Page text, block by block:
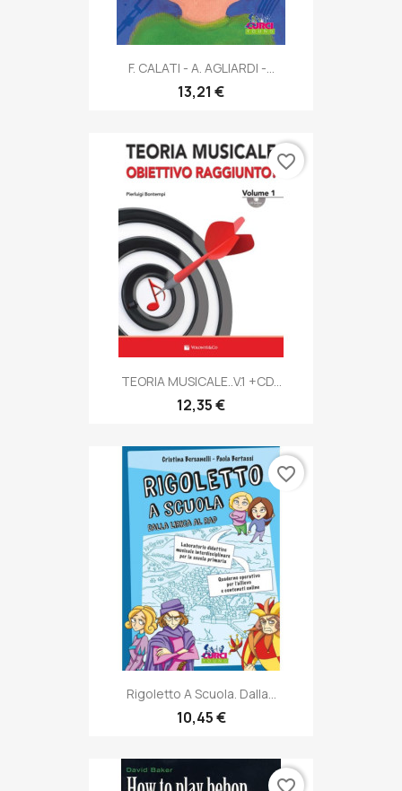
F. CALATI - A. AGLIARDI -...
13,21 €
TEORIA MUSICALE..V.1 +CD...
12,35 €
favorite_border
Rigoletto A Scuola. Dalla...
10,45 €
favorite_border